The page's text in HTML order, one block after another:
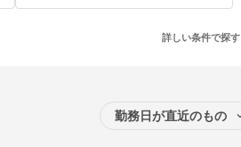
詳しい条件で探す
勤務日が直近のもの